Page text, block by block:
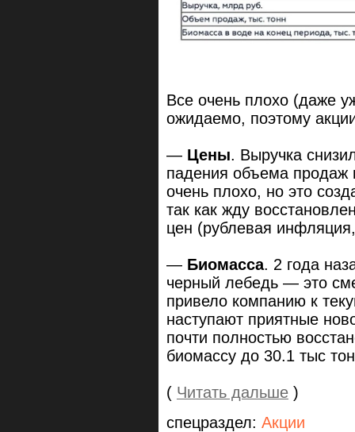
Все очень плохо (даже
ожидаемо, поэтому
— Цены. Выручка
падения объема продаж
очень плохо, но это
так как жду
цен (рублевая
— Биомасса. 2 года
черный лебедь — это
привело компанию к
наступают приятные
почти полностью
биомассу до 30.1 тыс
( Читать дальше )
спецраздел: Акции